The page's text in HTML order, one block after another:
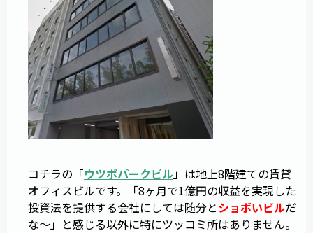
コチラの「ウツボパークビル」は地上8階建ての賃貸
オフィスビルです。「8ヶ月で1億円の収益を実現した
投資法を提供する会社にしては随分とショボいビルだ
な～」と感じる以外に特にツッコミ所はありません。